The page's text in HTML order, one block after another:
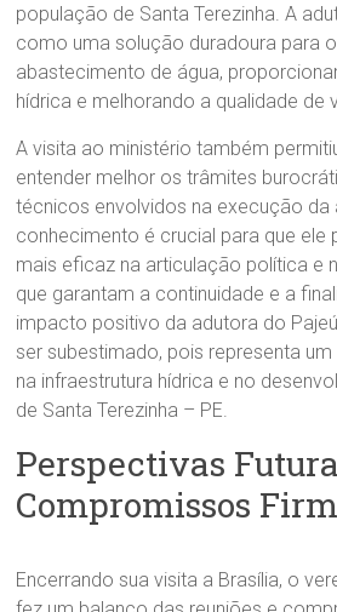
população de Santa Terezinha. A
como uma solução duradoura para
abastecimento de água,
hídrica e melhorando a qualidade de
A visita ao ministério também
entender melhor os trâmites
técnicos envolvidos na execução da
conhecimento é crucial para que ele
mais eficaz na articulação política e
que garantam a continuidade e a
impacto positivo da adutora do
ser subestimado, pois representa
na infraestrutura hídrica e no
de Santa Terezinha – PE.
Perspectivas
Compromissos
Encerrando sua visita a Brasília, o